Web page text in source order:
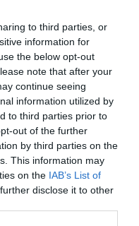
to third parties, or
information for
the below opt-out
note that after your
continue seeing
information utilized by
to third parties prior to
out of the further
by third parties on the
This information may
on the IAB’s List of
disclose it to other